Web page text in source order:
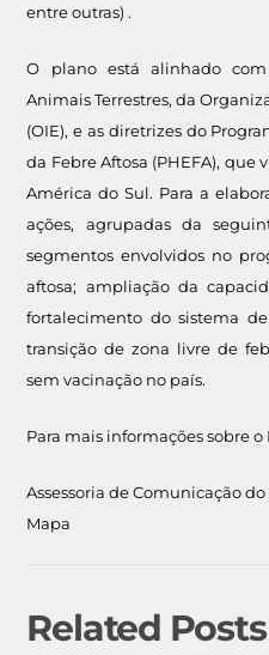
entre outras) .
O plano está alinhado
Animais Terrestres, da
(OIE), e as diretrizes do
da Febre Aftosa (PHEFA), que
América do Sul. Para a
ações, agrupadas da
segmentos envolvidos no
aftosa; ampliação da
fortalecimento do sistema
transição de zona livre de
sem vacinação no país.
Para mais informações sobre
Assessoria de Comunicação
Mapa
Related Posts